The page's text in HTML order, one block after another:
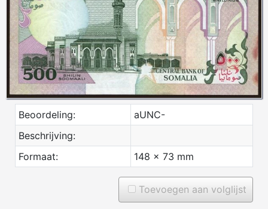
Beoordeling:
aUNC-
Beschrijving:
Formaat:
148 x 73 mm
Toevoegen aan volglijst